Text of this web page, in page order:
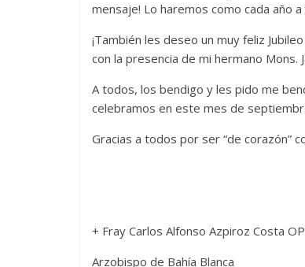
mensaje! Lo haremos como cada año
¡También les deseo un muy feliz
con la presencia de mi hermano Mons.
A todos, los bendigo y les pido me
celebramos en este mes de
Gracias a todos por ser “de corazón”
+ Fray Carlos Alfonso Azpiroz Costa OP
Arzobispo de Bahía Blanca